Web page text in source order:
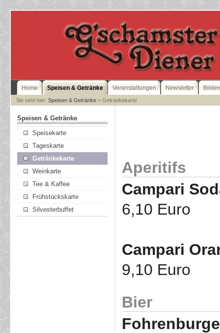
Home Speisen & Getränke Veranstaltungen Newsletter
Sie sind hier: Speisen & Getränke> Getränkekarte
Speisen & Getränke
Speisekarte
Tageskarte
Getränkekarte
Weinkarte
Tee & Kaffee
Frühstückskarte
Silvesterbuffet
Aperitifs
Campari
6,10 Euro
Campari
9,10 Euro
Bier